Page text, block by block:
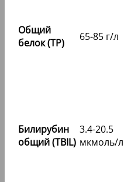
Общий
белок (TP)
65-85 г/л
Билирубин
общий (TBIL)
3.4-20.5
мкмоль/л